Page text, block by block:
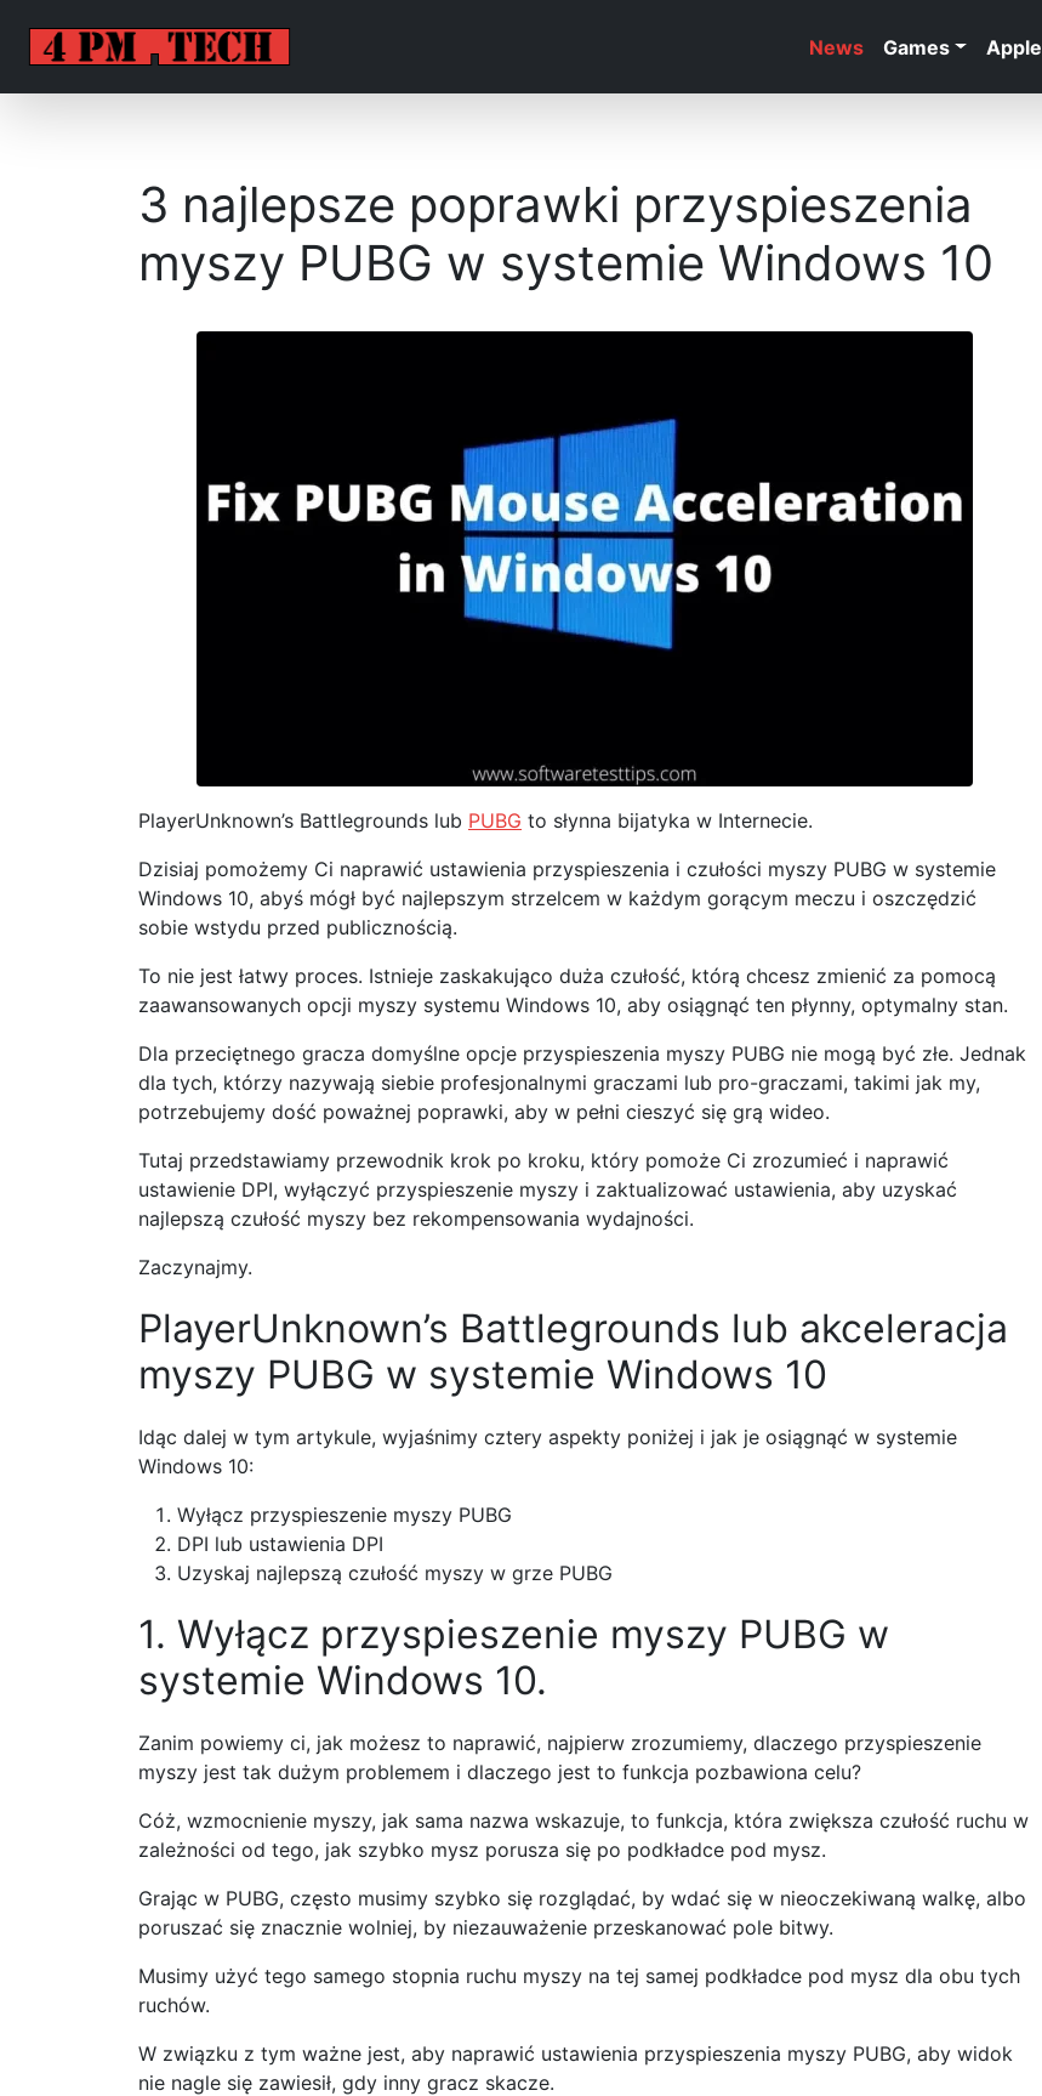
News Games Apple
3 najlepsze poprawki przyspieszenia
myszy PUBG w systemie Windows 10
PlayerUnknown’s Battlegrounds lub PUBG to słynna bijatyka w Internecie.
Dzisiaj pomożemy Ci naprawić ustawienia przyspieszenia i czułości myszy PUBG w systemie
Windows 10, abyś mógł być najlepszym strzelcem w każdym gorącym meczu i oszczędzić
sobie wstydu przed publicznością.
To nie jest łatwy proces. Istnieje zaskakująco duża czułość, którą chcesz zmienić za pomocą
zaawansowanych opcji myszy systemu Windows 10, aby osiągnąć ten płynny, optymalny stan.
Dla przeciętnego gracza domyślne opcje przyspieszenia myszy PUBG nie mogą być złe. Jednak
dla tych, którzy nazywają siebie profesjonalnymi graczami lub pro-graczami, takimi jak my,
potrzebujemy dość poważnej poprawki, aby w pełni cieszyć się grą wideo.
Tutaj przedstawiamy przewodnik krok po kroku, który pomoże Ci zrozumieć i naprawić
ustawienie DPI, wyłączyć przyspieszenie myszy i zaktualizować ustawienia, aby uzyskać
najlepszą czułość myszy bez rekompensowania wydajności.
Zaczynajmy.
PlayerUnknown’s Battlegrounds lub akceleracja
myszy PUBG w systemie Windows 10
Idąc dalej w tym artykule, wyjaśnimy cztery aspekty poniżej i jak je osiągnąć w systemie
Windows 10:
Wyłącz przyspieszenie myszy PUBG
DPI lub ustawienia DPI
Uzyskaj najlepszą czułość myszy w grze PUBG
1. Wyłącz przyspieszenie myszy PUBG w
systemie Windows 10.
Zanim powiemy ci, jak możesz to naprawić, najpierw zrozumiemy, dlaczego przyspieszenie
myszy jest tak dużym problemem i dlaczego jest to funkcja pozbawiona celu?
Cóż, wzmocnienie myszy, jak sama nazwa wskazuje, to funkcja, która zwiększa czułość ruchu w
zależności od tego, jak szybko mysz porusza się po podkładce pod mysz.
Grając w PUBG, często musimy szybko się rozglądać, by wdać się w nieoczekiwaną walkę, albo
poruszać się znacznie wolniej, by niezauważenie przeskanować pole bitwy.
Musimy użyć tego samego stopnia ruchu myszy na tej samej podkładce pod mysz dla obu tych
ruchów.
W związku z tym ważne jest, aby naprawić ustawienia przyspieszenia myszy PUBG, aby widok
nie nagle się zawiesił, gdy inny gracz skacze.